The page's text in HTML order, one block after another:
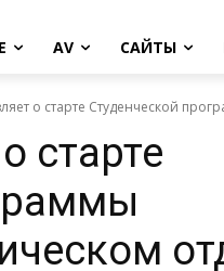
AV САЙТЫ
о старте Студенческой
старте